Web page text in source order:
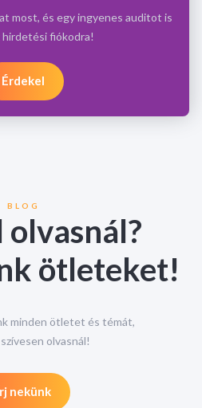
most, és egy ingyenes auditot is
fiókodra!
Érdekel
BLOG
ötleteket!
minden ötletet és témát,
olvasnál!
nekünk